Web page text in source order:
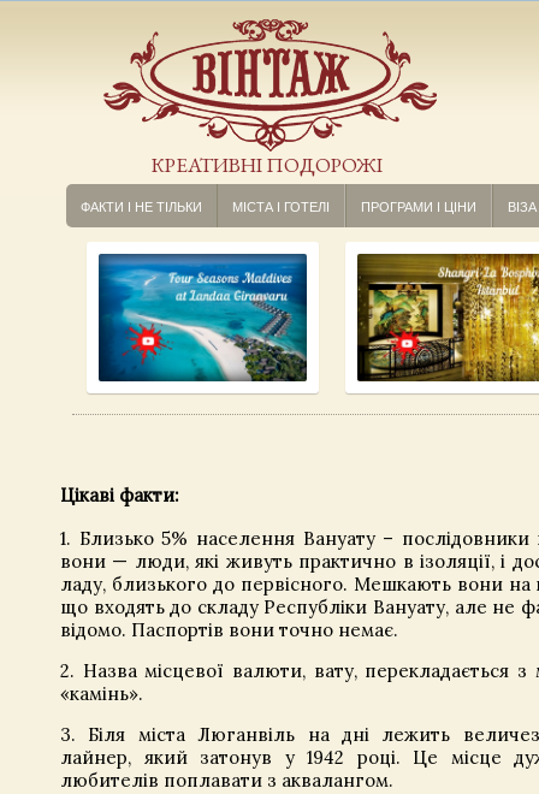
КРЕАТИВНІ ПОДОРОЖІ
ФАКТИ І НЕ ТІЛЬКИ МІСТА І ГОТЕЛІ ПРОГРАМИ І ЦІНИ ВІЗА
Цікаві факти:
1. Близько 5% населення Вануату – послідовники
вони — люди, які живуть практично в ізоляції, і
ладу, близького до первісного. Мешкають вони на
що входять до складу Республіки Вануату, але не
відомо. Паспортів вони точно немає.
2. Назва місцевої валюти, вату, перекладається
«камінь».
3. Біля міста Люганвіль на дні лежить
лайнер, який затонув у 1942 році. Це місце
любителів поплавати з аквалангом.